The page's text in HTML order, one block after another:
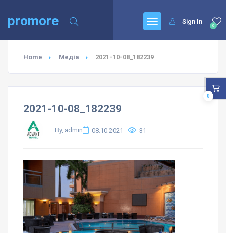
promore 0
Sign In
Home Медіа 2021-10-08_182239
2021-10-08_182239
By, admin 08.10.2021 31
0